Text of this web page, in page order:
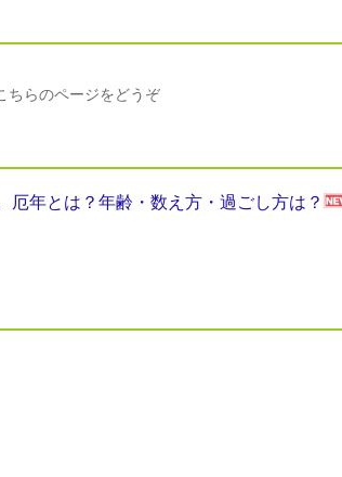
ちらのページをどうぞ
厄年とは？年齢・数え方・過ごし方は？